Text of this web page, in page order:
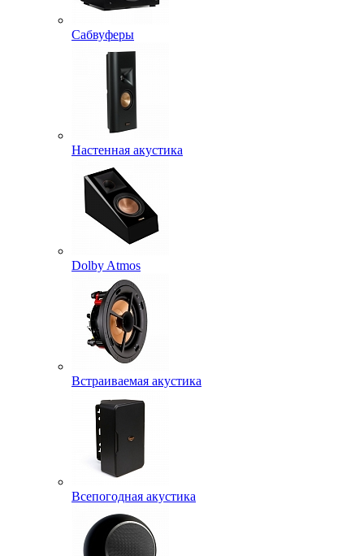
Сабвуферы
Настенная акустика
Dolby Atmos
Встраиваемая акустика
Всепогодная акустика